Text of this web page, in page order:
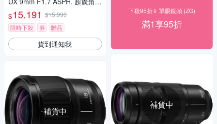
定焦鏡頭 公司貨 H-X09GC
$15,191 $15,990
限時下殺
券 贈品
貨到通知我
補貨中
下殺95折⇓ 單眼鏡頭 (ZG)
滿1享95折
補貨中